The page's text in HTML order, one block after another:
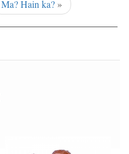
Ma? Hain ka? »